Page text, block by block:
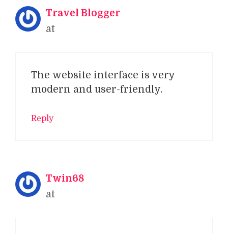
Travel Blogger
at
The website interface is very
modern and user-friendly.
Reply
Twin68
at